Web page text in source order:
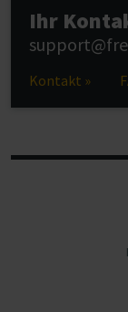
Ihr
Kontakt »